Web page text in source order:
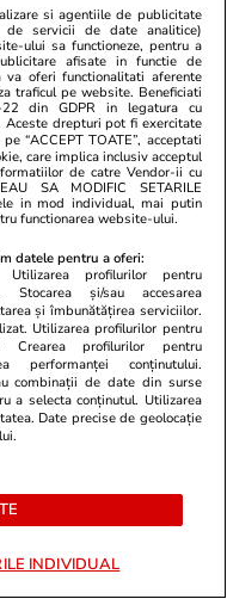
24 iul.
si agentiile de publicitate
de servicii de date analitice)
ului sa functioneze, pentru a
afisate in functie de
oferi functionalitati aferente
traficul pe website. Beneficiati
din GDPR in legatura cu
Aceste drepturi pot fi exercitate
“ACCEPT TOATE”, acceptati
care implica inclusiv acceptul
de catre Vendor-ii cu
SA MODIFIC SETARILE
in mod individual, mai putin
functionarea website-ului.
datele pentru a oferi:
Utilizarea profilurilor pentru
Stocarea și/sau accesarea
și îmbunătățirea serviciilor.
Utilizarea profilurilor pentru
Crearea profilurilor pentru
performanței conținutului.
combinații de date din surse
a selecta conținutul. Utilizarea
Date precise de geolocație
INDIVIDUAL